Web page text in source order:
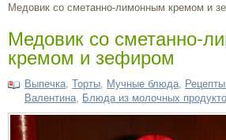
Медовик со сметанно-лимонным кремом и
Медовик со сметанно-
кремом и зефиром
Выпечка Торты Мучные блюда
Валентина Блюда из молочных